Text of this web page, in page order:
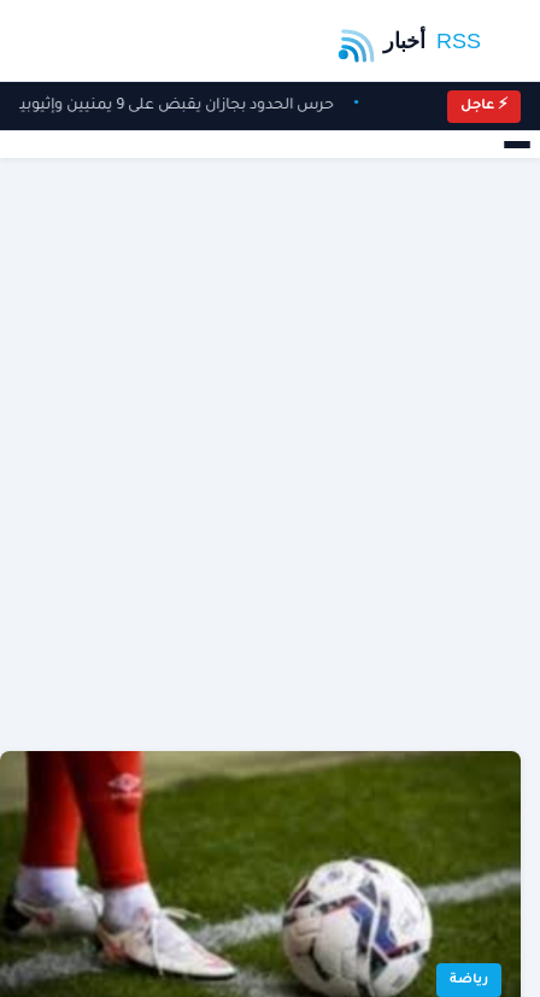
⚡ عاجل حرس الحدود بجازان يقبض على 9 يمنيين وإثيوبيين لتهريبهم 180 كيلوجرامًا من القات المخدر
رياضة